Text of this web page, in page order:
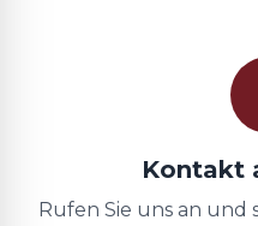
Kontakt
Rufen Sie uns an und